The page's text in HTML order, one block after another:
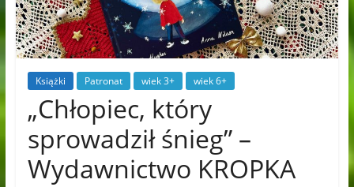
Książki Patronat wiek 3+ wiek 6+
„Chłopiec, który
sprowadził śnieg” –
Wydawnictwo KROPKA